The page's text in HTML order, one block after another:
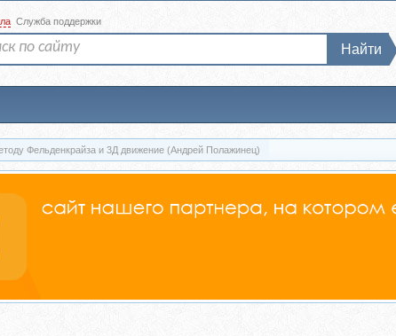
Служба поддержки
Найти
Фельденкрайза и 3Д движение (Андрей Полажинец)